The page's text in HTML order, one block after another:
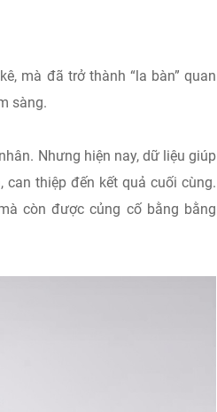
mà đã trở thành “la bàn” quan
sàng.
Nhưng hiện nay, dữ liệu giúp
thiệp đến kết quả cuối cùng.
còn được củng cố bằng bằng